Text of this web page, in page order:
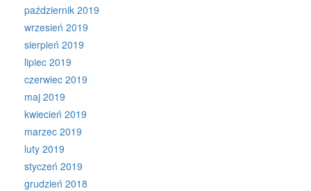
październik 2019
wrzesień 2019
sierpień 2019
lipiec 2019
czerwiec 2019
maj 2019
kwiecień 2019
marzec 2019
luty 2019
styczeń 2019
grudzień 2018